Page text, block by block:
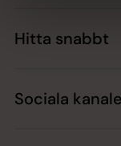
Hitta snabbt
Sociala